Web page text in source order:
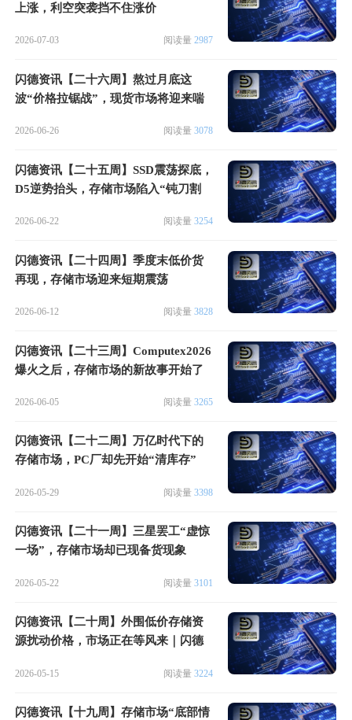
上涨，利空突袭挡不住涨价
2026-07-03 阅读量 2987
闪德资讯【二十六周】熬过月底这
波“价格拉锯战”，现货市场将迎来喘
2026-06-26 阅读量 3078
闪德资讯【二十五周】SSD震荡探底，
D5逆势抬头，存储市场陷入“钝刀割
2026-06-22 阅读量 3254
闪德资讯【二十四周】季度末低价货
再现，存储市场迎来短期震荡
2026-06-12 阅读量 3828
闪德资讯【二十三周】Computex2026
爆火之后，存储市场的新故事开始了
2026-06-05 阅读量 3265
闪德资讯【二十二周】万亿时代下的
存储市场，PC厂却先开始“清库存”
2026-05-29 阅读量 3398
闪德资讯【二十一周】三星罢工“虚惊
一场”，存储市场却已现备货现象
2026-05-22 阅读量 3101
闪德资讯【二十周】外围低价存储资
源扰动价格，市场正在等风来｜闪德
2026-05-15 阅读量 3224
闪德资讯【十九周】存储市场“底部情